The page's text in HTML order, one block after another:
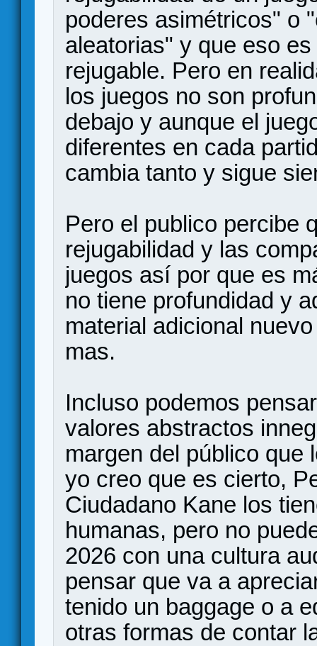
poderes asimétricos" o
aleatorias" y que eso
rejugable. Pero en
los juegos no son
debajo y aunque el
diferentes en cada
cambia tanto y sigue
Pero el publico percibe
rejugabilidad y las
juegos así por que es
no tiene profundidad y
material adicional
mas.
Incluso podemos
valores abstractos
margen del público que
yo creo que es cierto,
Ciudadano Kane los
humanas, pero no
2026 con una cultura
pensar que va a
tenido un baggage o a
otras formas de contar